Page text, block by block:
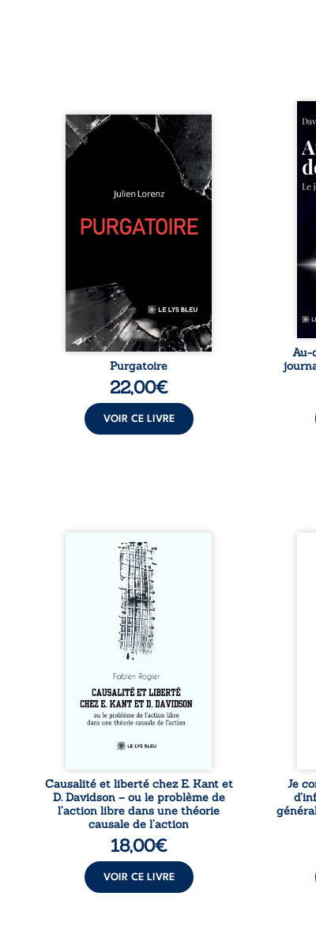
Vingt années d’écriture, de
blessures, d’émotions et de
pensées se rencontrent dans
ce recueil profondément
intime. Entre nouvelles
autobiographiques, poèmes
philosophiques, chaque texte
ouvre une porte sur
être choisie au hasard, comme
une rencontre inattendue sur
le chemin de la vie. ...
Purgatoire
22,00€
VOIR CE LIVRE
Né
la
ses
prix
les
Au-
Sommes-nous vraiment libres
si chacun de nos actes s’inscrit
dans une chaîne de causes ? À
travers une confrontation
entre les pensées d’Emmanuel
Kant et de Donald Davidson,
cet essai explore les liens entre
libre arbitre, déterminisme
causal et responsabilité. De la
volonté kantienne au monisme
anomal de Davidson, il
interroge la manière dont les
intentions et les croyances
peuvent ...
Causalité et liberté chez E. Kant et
D. Davidson – ou le problème de
l’action libre dans une théorie
causale de l’action
18,00€
VOIR CE LIVRE
Je
et
Je